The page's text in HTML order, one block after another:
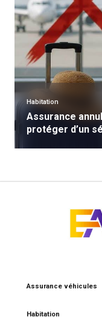
Habitation
Assurance
protéger d’un
Assurance véhicules
Habitation